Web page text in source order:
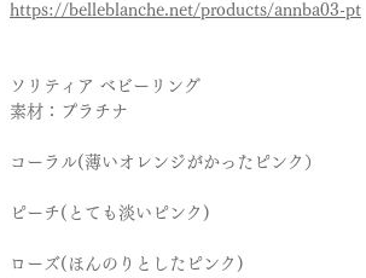
https://belleblanche.net/products/annba03-pt
ソリティア ベビーリング
素材：プラチナ
コーラル(薄いオレンジがかったピンク）
ピーチ(とても淡いピンク)
ローズ(ほんのりとしたピンク)